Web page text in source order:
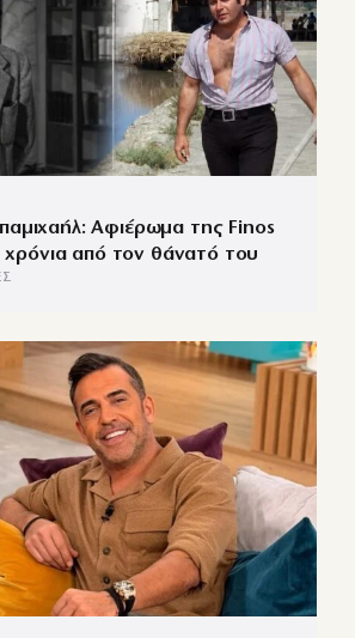
Αφιέρωμα της Finos
χρόνια από τον θάνατό του